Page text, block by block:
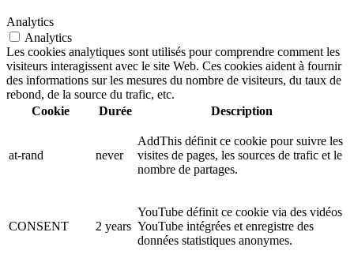
Analytics
Analytics
Les cookies analytiques sont utilisés pour comprendre comment les
visiteurs interagissent avec le site Web. Ces cookies aident à fournir
des informations sur les mesures du nombre de visiteurs, du taux de
rebond, de la source du trafic, etc.
Cookie
Durée Description
at-rand never
AddThis définit ce cookie pour suivre les
visites de pages, les sources de trafic et le
nombre de partages.
CONSENT 2 years
YouTube définit ce cookie via des vidéos
YouTube intégrées et enregistre des
données statistiques anonymes.